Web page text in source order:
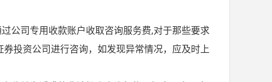
公司专用收款账户收取咨询服务费,对于那些要求
投资公司进行咨询，如发现异常情况，应及时上